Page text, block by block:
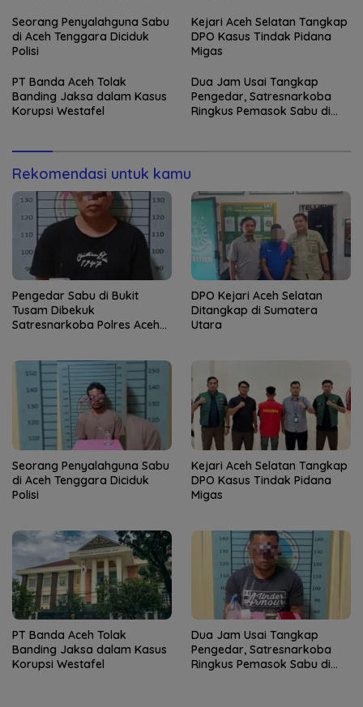
Seorang Penyalahguna Sabu
di Aceh Tenggara Diciduk
Polisi
Kejari Aceh Selatan Tangkap
DPO Kasus Tindak Pidana
Migas
PT Banda Aceh Tolak
Banding Jaksa dalam Kasus
Korupsi Westafel
Dua Jam Usai Tangkap
Pengedar, Satresnarkoba
Ringkus Pemasok Sabu di
Rekomendasi untuk kamu
Pengedar Sabu di Bukit
Tusam Dibekuk
Satresnarkoba Polres Aceh
DPO Kejari Aceh Selatan
Ditangkap di Sumatera
Utara
Seorang Penyalahguna Sabu
di Aceh Tenggara Diciduk
Polisi
Kejari Aceh Selatan Tangkap
DPO Kasus Tindak Pidana
Migas
PT Banda Aceh Tolak
Banding Jaksa dalam Kasus
Korupsi Westafel
Dua Jam Usai Tangkap
Pengedar, Satresnarkoba
Ringkus Pemasok Sabu di